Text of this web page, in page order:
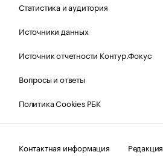
Статистика и аудитория
Источники данных
Источник отчетности Контур.Фокус
Вопросы и ответы
Политика Cookies РБК
Контактная информация Редакция